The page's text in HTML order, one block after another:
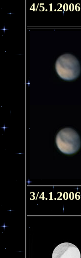
4/5.1.2006
3/4.1.2006